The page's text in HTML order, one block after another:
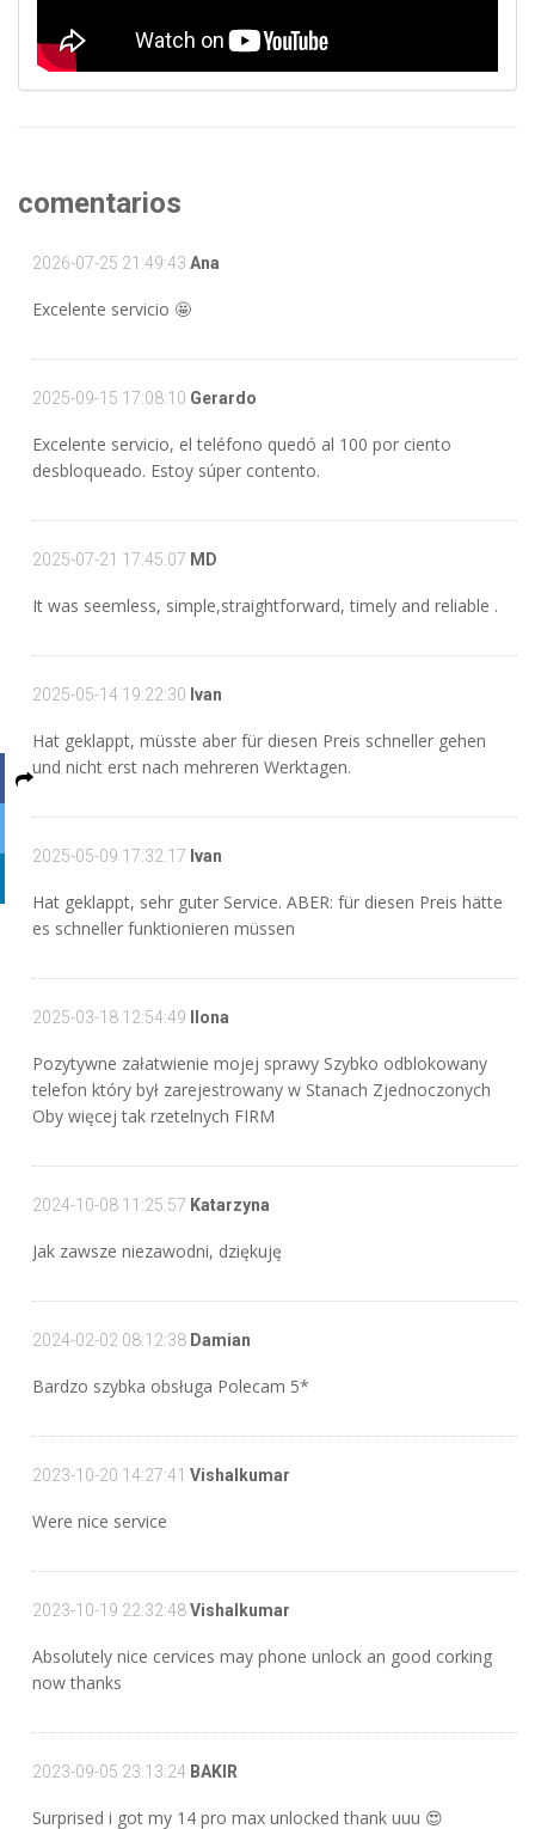
comentarios
2026-07-25 21:49:43 Ana
Excelente servicio 🤩
2025-09-15 17:08:10 Gerardo
Excelente servicio, el teléfono quedó al 100 por ciento
desbloqueado. Estoy súper contento.
2025-07-21 17:45:07 MD
It was seemless, simple,straightforward, timely and reliable .
2025-05-14 19:22:30 Ivan
Hat geklappt, müsste aber für diesen Preis schneller gehen
und nicht erst nach mehreren Werktagen.
2025-05-09 17:32:17 Ivan
Hat geklappt, sehr guter Service. ABER: für diesen Preis hätte
es schneller funktionieren müssen
2025-03-18 12:54:49 Ilona
Pozytywne załatwienie mojej sprawy Szybko odblokowany
telefon który był zarejestrowany w Stanach Zjednoczonych
Oby więcej tak rzetelnych FIRM
2024-10-08 11:25:57 Katarzyna
Jak zawsze niezawodni, dziękuję
2024-02-02 08:12:38 Damian
Bardzo szybka obsługa Polecam 5*
2023-10-20 14:27:41 Vishalkumar
Were nice service
2023-10-19 22:32:48Vishalkumar
Absolutely nice cervices may phone unlock an good corking
now thanks
2023-09-05 23:13:24 BAKIR
Surprised i got my 14 pro max unlocked thank uuu 😍